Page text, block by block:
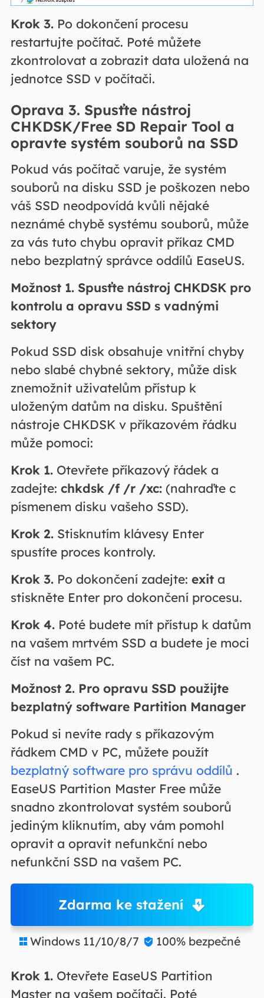
Krok 3.Po dokončení procesu
restartujte počítač. Poté můžete
zkontrolovat a zobrazit data uložená na
jednotce SSD v počítači.
Oprava 3. Spusťte nástroj
CHKDSK/Free SD Repair Tool a
opravte systém souborů na SSD
Pokud vás počítač varuje, že systém
souborů na disku SSD je poškozen nebo
váš SSD neodpovídá kvůli nějaké
neznámé chybě systému souborů, může
za vás tuto chybu opravit příkaz CMD
nebo bezplatný správce oddílů EaseUS.
Možnost 1. Spusťte nástroj CHKDSK pro
kontrolu a opravu SSD s vadnými
sektory
Pokud SSD disk obsahuje vnitřní chyby
nebo slabé chybné sektory, může disk
znemožnit uživatelům přístup k
uloženým datům na disku. Spuštění
nástroje CHKDSK v příkazovém řádku
může pomoci:
Krok 1.Otevřete příkazový řádek a
zadejte: chkdsk /f /r /xc:(nahraďte c
písmenem disku vašeho SSD).
Krok 2.Stisknutím klávesy Enter
spustíte proces kontroly.
Krok 3.Po dokončení zadejte: exita
stiskněte Enter pro dokončení procesu.
Krok 4.Poté budete mít přístup k datům
na vašem mrtvém SSD a budete je moci
číst na vašem PC.
Možnost 2. Pro opravu SSD použijte
bezplatný software Partition Manager
Pokud si nevíte rady s příkazovým
řádkem CMD v PC, můžete použít
bezplatný software pro správu oddílů .
EaseUS Partition Master Free může
snadno zkontrolovat systém souborů
jediným kliknutím, aby vám pomohl
opravit a opravit nefunkční nebo
nefunkční SSD na vašem PC.
Zdarma ke stažení
 Windows 11/10/8/7  100% bezpečné
Krok 1.Otevřete EaseUS Partition
Master na vašem počítači. Poté